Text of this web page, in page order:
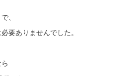
、
要ありませんでした。